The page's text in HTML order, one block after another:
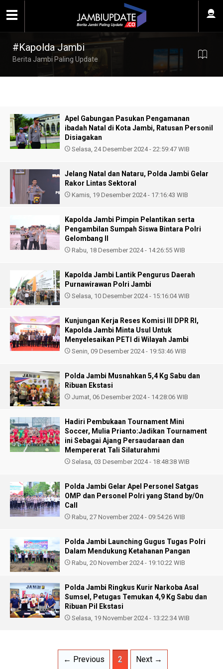
#Kapolda Jambi
Berita Jambi Paling Update
Apel Gabungan Pasukan Pengamanan
ibadah Natal di Kota Jambi, Ratusan Personil
Disiagakan
Selasa, 24 Desember 2024 - 22:59:47 WIB
Jelang Natal dan Nataru, Polda Jambi Gelar
Rakor Lintas Sektoral
Kamis, 19 Desember 2024 - 17:16:43 WIB
Kapolda Jambi Pimpin Pelantikan serta
Pengambilan Sumpah Siswa Bintara Polri
Gelombang II
Rabu, 18 Desember 2024 - 14:26:55 WIB
Kapolda Jambi Lantik Pengurus Daerah
Purnawirawan Polri Jambi
Selasa, 10 Desember 2024 - 15:16:04 WIB
Kunjungan Kerja Reses Komisi III DPR RI,
Kapolda Jambi Minta Usul Untuk
Menyelesaikan PETI di Wilayah Jambi
Senin, 09 Desember 2024 - 19:53:46 WIB
Polda Jambi Musnahkan 5,4 Kg Sabu dan
Ribuan Ekstasi
Jumat, 06 Desember 2024 - 14:28:06 WIB
Hadiri Pembukaan Tournament Mini
Soccer, Mulia Prianto:Jadikan Tournament
ini Sebagai Ajang Persaudaraan dan
Mempererat Tali Silaturahmi
Selasa, 03 Desember 2024 - 18:48:38 WIB
Polda Jambi Gelar Apel Personel Satgas
OMP dan Personel Polri yang Stand by/On
Call
Rabu, 27 November 2024 - 09:54:26 WIB
Polda Jambi Launching Gugus Tugas Polri
Dalam Mendukung Ketahanan Pangan
Rabu, 20 November 2024 - 19:10:22 WIB
Polda Jambi Ringkus Kurir Narkoba Asal
Sumsel, Petugas Temukan 4,9 Kg Sabu dan
Ribuan Pil Ekstasi
Selasa, 19 November 2024 - 13:22:34 WIB
← Previous 2 Next →